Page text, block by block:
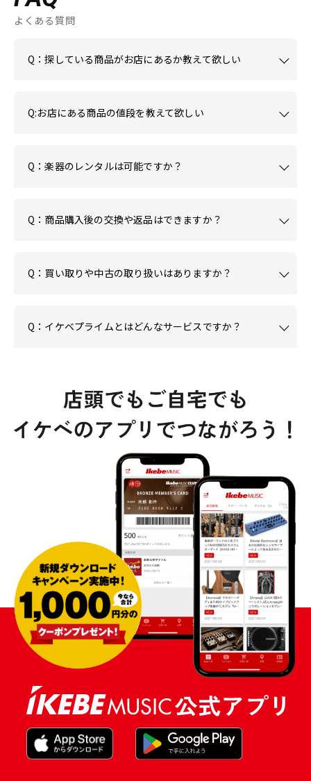
よくある質問
Q：探している商品がお店にあるか教えて欲しい
Q:お店にある商品の値段を教えて欲しい
Q：楽器のレンタルは可能ですか？
Q：商品購入後の交換や返品はできますか？
Q：買い取りや中古の取り扱いはありますか？
Q：イケベプライムとはどんなサービスですか？